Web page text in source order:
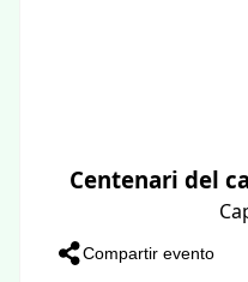
Centenari del
Compartir evento